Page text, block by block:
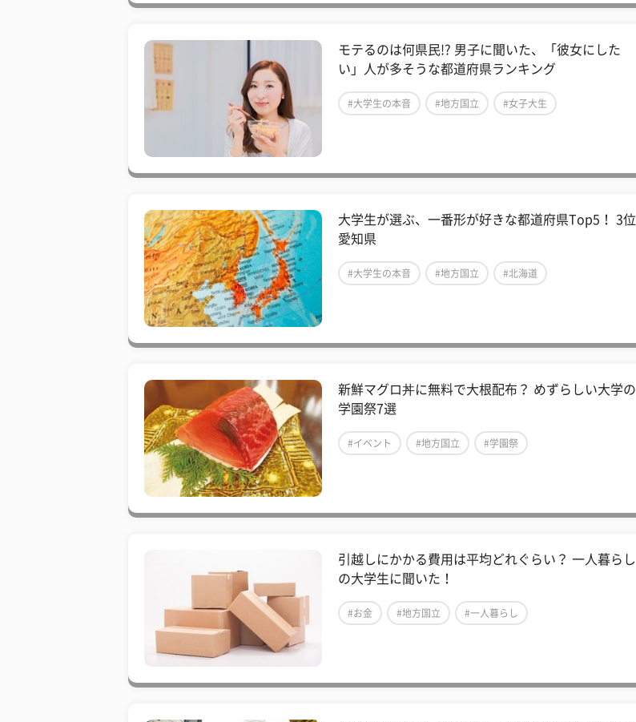
モテるのは何県民!? 男子に聞いた、「彼女にした
い」人が多そうな都道府県ランキング
#大学生の本音 #地方国立 #女子大生
大学生が選ぶ、一番形が好きな都道府県Top5！ 3位
愛知県
#大学生の本音 #地方国立 #北海道
新鮮マグロ丼に無料で大根配布？ めずらしい大学の
学園祭7選
#イベント #地方国立 #学園祭
引越しにかかる費用は平均どれぐらい？ 一人暮らし
の大学生に聞いた！
#お金 #地方国立 #一人暮らし